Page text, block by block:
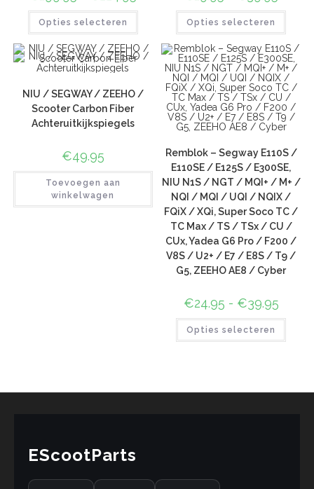
Opties selecteren Opties selecteren
NIU / SEGWAY / ZEEHO /
Scooter Carbon Fiber
Achteruitkijkspiegels
€49.95
Toevoegen aan
winkelwagen
Remblok – Segway E110S /
E110SE / E125S / E300SE,
NIU N1S / NGT / MQI+ / M+ /
NQI / MQI / UQI / NQIX /
FQiX / XQi, Super Soco TC /
TC Max / TS / TSx / CU /
CUx, Yadea G6 Pro / F200 /
V8S / U2+ / E7 / E8S / T9 /
G5, ZEEHO AE8 / Cyber
€24.95 - €39.95
Opties selecteren
EScootParts